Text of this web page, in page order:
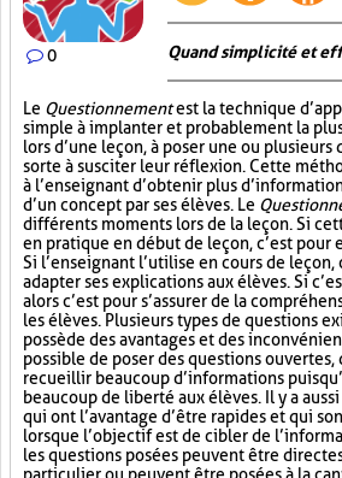
0 Quand simplicité et
Le Questionnementest la technique
simple à implanter et probablement la
lors d’une leçon, à poser une ou plusieurs
sorte à susciter leur réflexion. Cette
à l’enseignant d’obtenir plus
d’un concept par ses élèves. Le
différents moments lors de la leçon. Si
en pratique en début de leçon, c’est pour
Si l’enseignant l’utilise en cours de leçon,
adapter ses explications aux élèves. Si
alors c’est pour s’assurer de la
les élèves. Plusieurs types de questions
possède des avantages et des
possible de poser des questions
recueillir beaucoup d’informations
beaucoup de liberté aux élèves. Il y a
qui ont l’avantage d’être rapides et qui
lorsque l’objectif est de cibler de
les questions posées peuvent être